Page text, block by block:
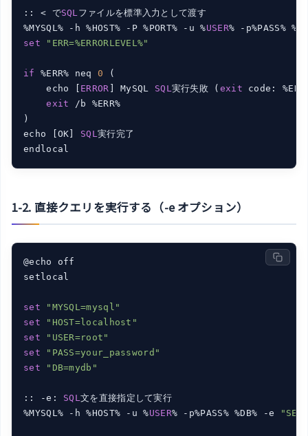
:: < でSQLファイルを標準入力として渡す
%MYSQL% -h %HOST% -P %PORT% -u %USER% -p%PASS%
set
"ERR=%ERRORLEVEL%"
if %ERR% neq 0 (
    echo [
ERROR ] MySQL SQL実行失敗 ( exit code:
exit /b %ERR%
)
echo [OK] SQL実行完了
1-2. 直接クエリを実行する（-e オプション）
@echo off
setlocal
set
"MYSQL=mysql"
set
"HOST=localhost"
set
"USER=root"
set
"PASS=your_password"
set
"DB=mydb"
:: -e: SQL文を直接指定して実行
%MYSQL% -h %HOST% -u %USER% -p%PASS% %DB% -e